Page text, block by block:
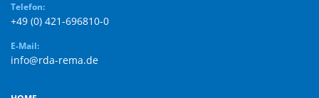
Telefon:
+49 (0) 421-696810-0
E-Mail:
info@rda-rema.de